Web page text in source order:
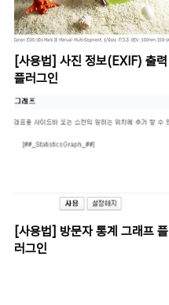
[사용법] 사진 정보(EXIF) 출력
플러그인
[사용법] 방문자 통계 그래프 플
러그인